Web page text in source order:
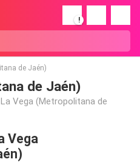
!
de Jaén)
de Jaén)
Vega (Metropolitana de
Vega